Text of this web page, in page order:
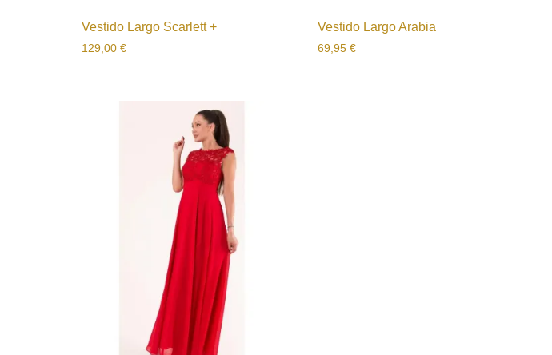
Vestido Largo Scarlett +
129,00 €
Vestido Largo Arabia
69,95 €